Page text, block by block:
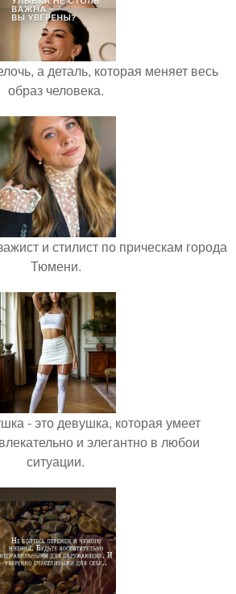
а деталь, которая меняет весь
образ человека.
и стилист по прическам города
Тюмени.
- это девушка, которая умеет
и элегантно в любои
ситуации.